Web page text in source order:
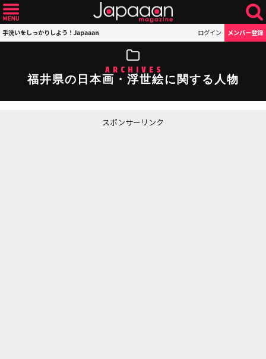
手洗いをしっかりしよう！Japaaan ログイン メンバー登録
ARCHIVES
福井県の日本画・浮世絵に関する人物
スポンサーリンク